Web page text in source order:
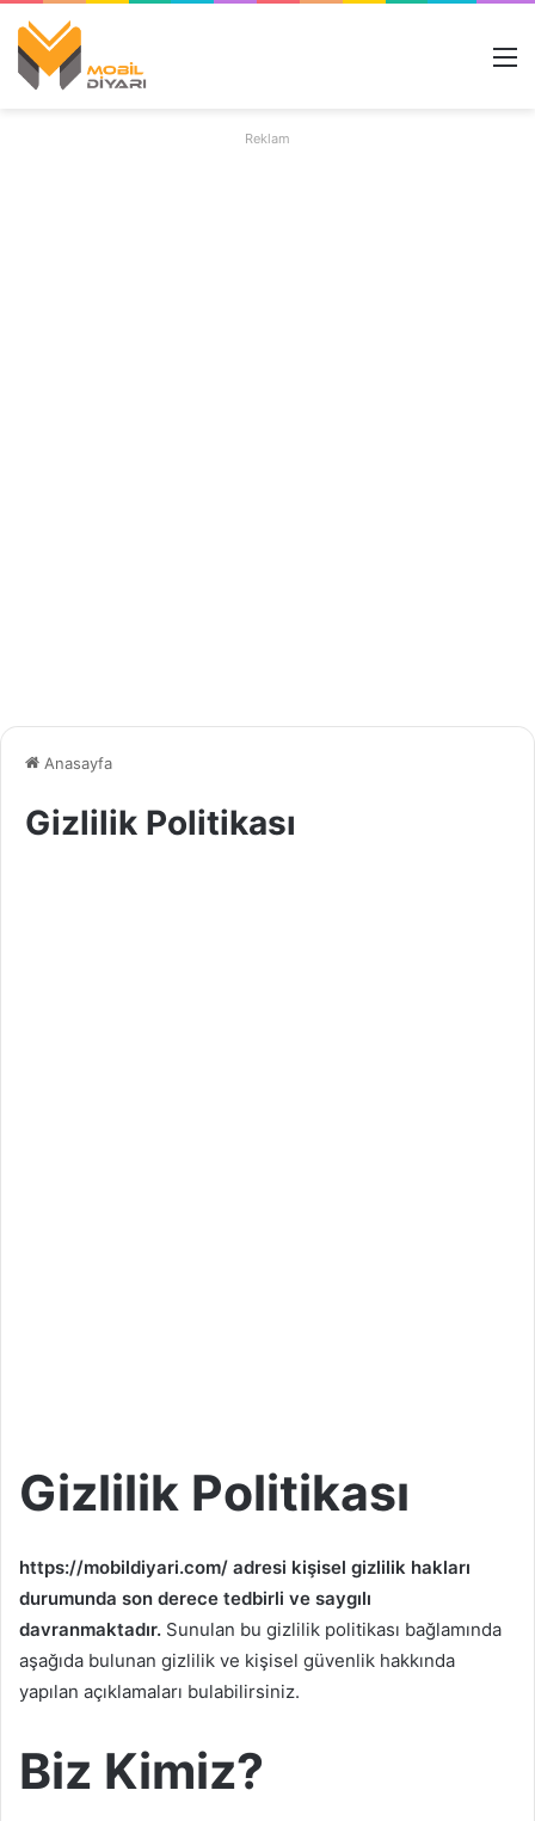
Reklam
Anasayfa
Gizlilik Politikası
Gizlilik Politikası
https://mobildiyari.com/ adresi kişisel gizlilik hakları
durumunda son derece tedbirli ve saygılı
davranmaktadır. Sunulan bu gizlilik politikası bağlamında
aşağıda bulunan gizlilik ve kişisel güvenlik hakkında
yapılan açıklamaları bulabilirsiniz.
Biz Kimiz?